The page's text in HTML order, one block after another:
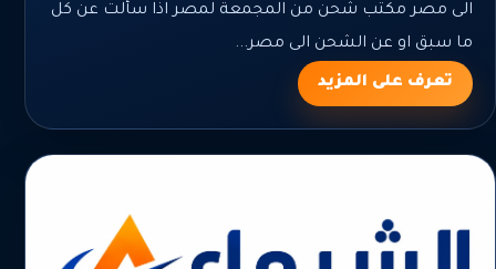
الى مصر مكتب شحن من المجمعة لمصر اذا سألت عن كل
ما سبق او عن الشحن الى مصر...
تعرف على المزيد